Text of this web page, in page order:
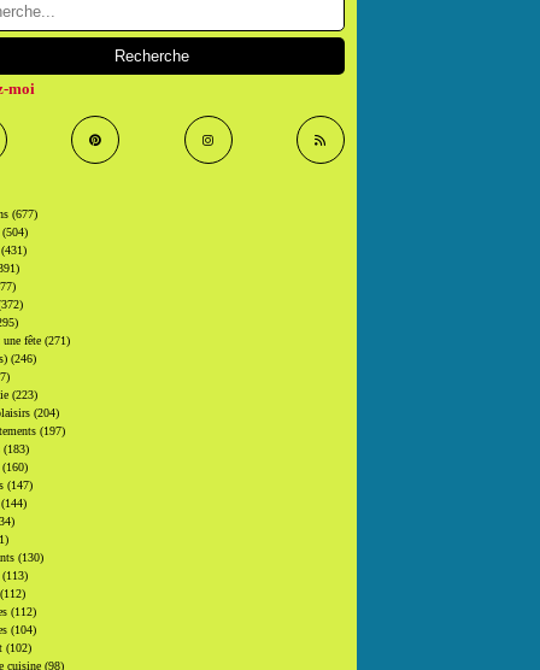
moi
(677)
(504)
(431)
une fête (271)
(246)
(223)
(204)
(197)
(183)
(160)
(147)
(144)
(130)
(113)
(112)
(112)
(104)
(102)
cuisine (98)